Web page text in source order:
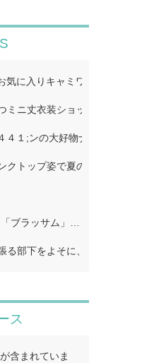
気に入りキャミワンピで美ス
ミニ丈衣装ショット公開「二
４１;ンの大好物ナホ"#１２４
クトップ姿で夏のワンシーン
ブラッサム」…
る部下をよそに、上司は陰で
ス
含まれていま